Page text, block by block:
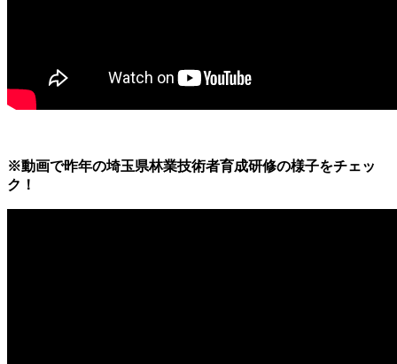
※動画で昨年の埼玉県林業技術者育成研修の様子をチェッ
ク！